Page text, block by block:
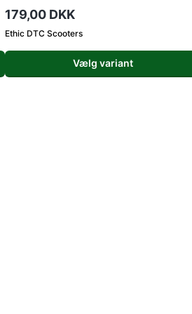
179,00 DKK
Ethic DTC Scooters
Vælg variant